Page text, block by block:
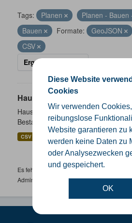
Diese Website
Cookies
Wir verwenden
reibungslose
Website garantieren zu
werden keine Daten zu
oder Analysezwecken
und gespeichert.
OK
Tags: Planen
Planen - Bauen
Bauen
Formate: GeoJSON
CSV
Ergebnisse filtern
Hausnummernkoordinaten
Hausnummernkoordinaten abgeleitet
Bestand
CSV GeoJSON SHP
Es fehlen spezifische Datensätze?
Administrator unter:support.gis@kreis-